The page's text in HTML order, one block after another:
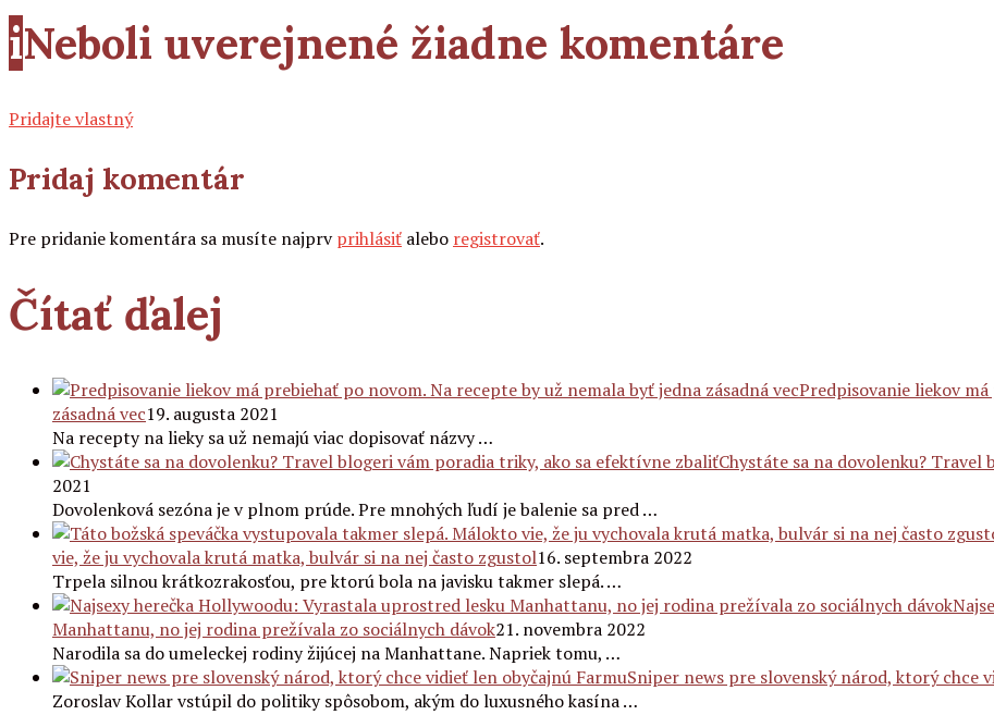
iNeboli uverejnené žiadne komentáre
Pridajte vlastný
Pridaj komentár
Pre pridanie komentára sa musíte najprvprihlásiť alebo registrovať.
Čítať ďalej
Predpisovanie liekov
zásadná vec19. augusta 2021
Na recepty na lieky sa už nemajú viac dopisovať názvy …
Chystáte sa na dovolenku?
2021
Dovolenková sezóna je v plnom prúde. Pre mnohých ľudí je balenie sa pred …
vie, že ju vychovala krutá matka, bulvár si na nej často zgustol16. septembra 2022
Trpela silnou krátkozrakosťou, pre ktorú bola na javisku takmer slepá. …
Manhattanu, no jej rodina prežívala zo sociálnych dávok21. novembra 2022
Narodila sa do umeleckej rodiny žijúcej na Manhattane. Napriek tomu, …
Sniper news pre slovenský národ, ktorý chce
Zoroslav Kollar vstúpil do politiky spôsobom, akým do luxusného kasína …